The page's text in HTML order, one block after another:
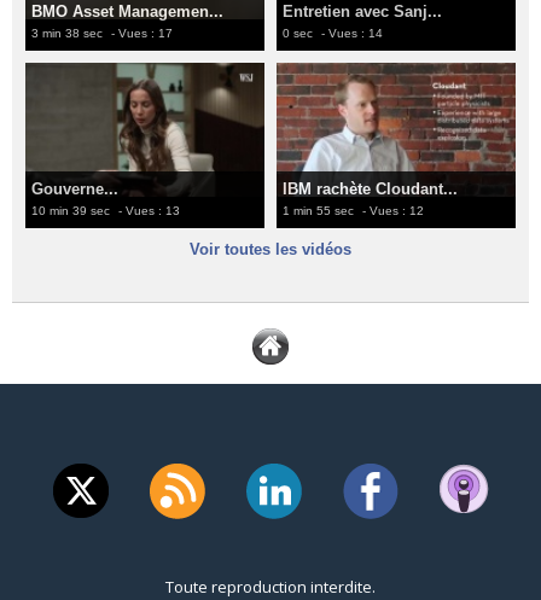
BMO Asset Managemen...
3 min 38 sec - Vues : 17
Entretien avec Sanj...
0 sec - Vues : 14
Gouverne...
10 min 39 sec - Vues : 13
IBM rachète Cloudant...
1 min 55 sec - Vues : 12
Voir toutes les vidéos
Toute reproduction interdite.